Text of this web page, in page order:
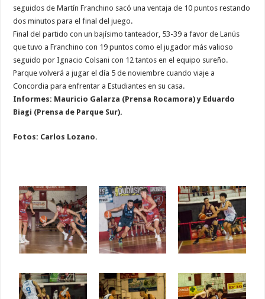
seguidos de Martín Franchino sacó una ventaja de 10 puntos restando
dos minutos para el final del juego.
Final del partido con un bajísimo tanteador, 53-39 a favor de Lanús
que tuvo a Franchino con 19 puntos como el jugador más valioso
seguido por Ignacio Colsani con 12 tantos en el equipo sureño.
Parque volverá a jugar el día 5 de noviembre cuando viaje a
Concordia para enfrentar a Estudiantes en su casa.
Informes: Mauricio Galarza (Prensa Rocamora) y Eduardo
Biagi (Prensa de Parque Sur).
Fotos: Carlos Lozano.